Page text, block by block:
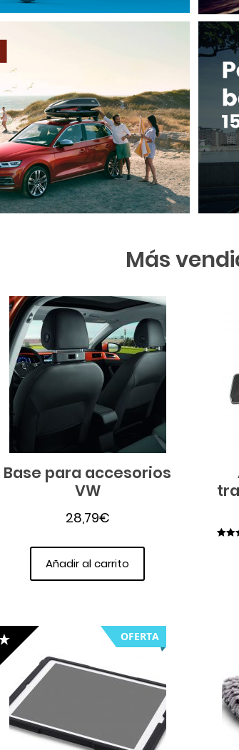
Más
Base para accesorios
VW
28,79€
Añadir al carrito
OFERTA